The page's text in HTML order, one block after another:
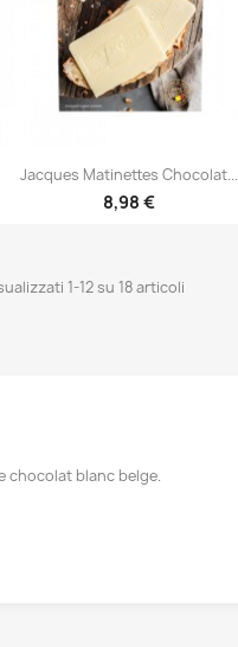
Anteprima
Jacques Matinettes Chocolat...
8,98 €
1-12 su 18 articoli
chocolat blanc belge.